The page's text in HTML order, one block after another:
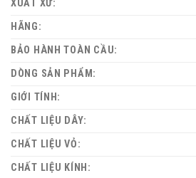
XUẤT XỨ:
HÃNG:
BẢO HÀNH TOÀN CẦU:
DÒNG SẢN PHẨM:
GIỚI TÍNH:
CHẤT LIỆU DÂY:
CHẤT LIỆU VỎ:
CHẤT LIỆU KÍNH: